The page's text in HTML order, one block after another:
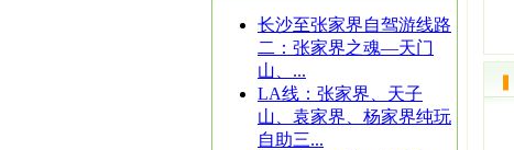
长沙至张家界自驾游线路
二：张家界之魂—天门
山、...
LA线：张家界、天子
山、袁家界、杨家界纯玩
自助三...